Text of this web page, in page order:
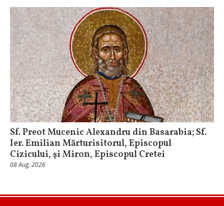
Sf. Preot Mucenic Alexandru din Basarabia; Sf.
Ier. Emilian Mărturisitorul, Episcopul
Cizicului, şi Miron, Episcopul Cretei
08 Aug, 2026